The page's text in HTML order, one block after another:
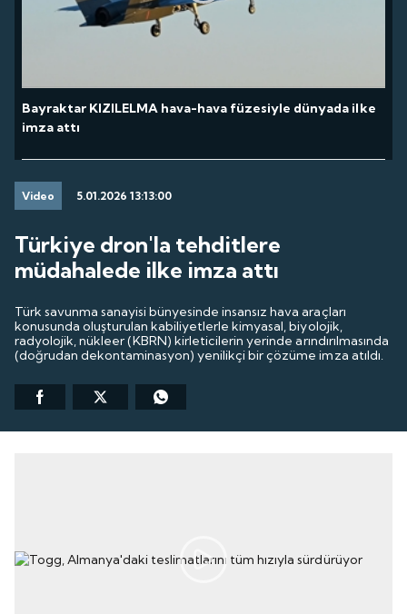
Bayraktar KIZILELMA hava-hava füzesiyle dünyada ilke
imza attı
Video 5.01.2026 13:13:00
Türkiye dron'la tehditlere
müdahalede ilke imza attı
Türk savunma sanayisi bünyesinde insansız hava araçları
konusunda oluşturulan kabiliyetlerle kimyasal, biyolojik,
radyolojik, nükleer (KBRN) kirleticilerin yerinde arındırılmasında
(doğrudan dekontaminasyon) yenilikçi bir çözüme imza atıldı.